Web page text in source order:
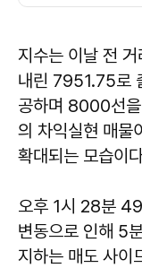
지수는 이날 전
내린 7951.75로
공하며 8000선을
의 차익실현 매물
확대되는 모습이
오후 1시 28분
변동으로 인해 5
지하는 매도 사이